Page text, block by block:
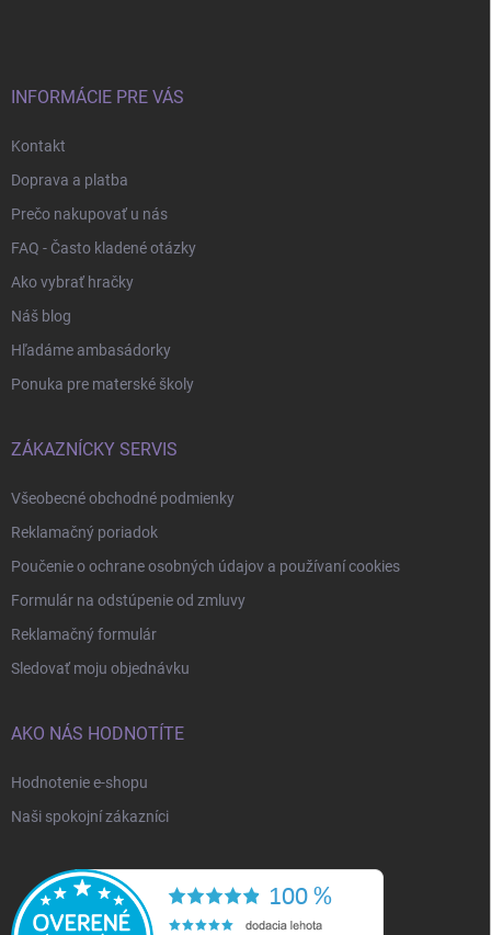
INFORMÁCIE PRE VÁS
Kontakt
Doprava a platba
Prečo nakupovať u nás
FAQ - Často kladené otázky
Ako vybrať hračky
Náš blog
Hľadáme ambasádorky
Ponuka pre materské školy
ZÁKAZNÍCKY SERVIS
Všeobecné obchodné podmienky
Reklamačný poriadok
Poučenie o ochrane osobných údajov a používaní cookies
Formulár na odstúpenie od zmluvy
Reklamačný formulár
Sledovať moju objednávku
AKO NÁS HODNOTÍTE
Hodnotenie e-shopu
Naši spokojní zákazníci